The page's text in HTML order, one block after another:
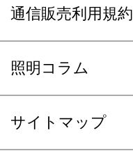
通信販売利用規約
照明コラム
サイトマップ